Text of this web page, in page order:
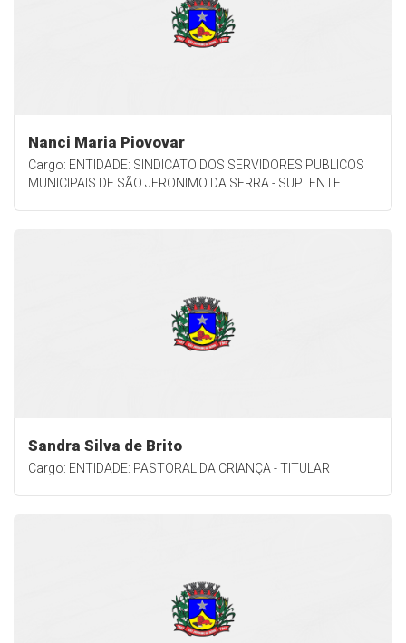
Nanci Maria Piovovar
Cargo: ENTIDADE: SINDICATO DOS SERVIDORES PUBLICOS
MUNICIPAIS DE SÃO JERONIMO DA SERRA - SUPLENTE
Sandra Silva de Brito
Cargo: ENTIDADE: PASTORAL DA CRIANÇA - TITULAR